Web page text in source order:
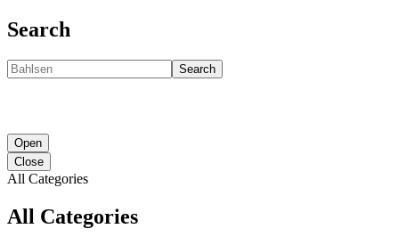
Search
Search
Open
Close
All Categories
All Categories